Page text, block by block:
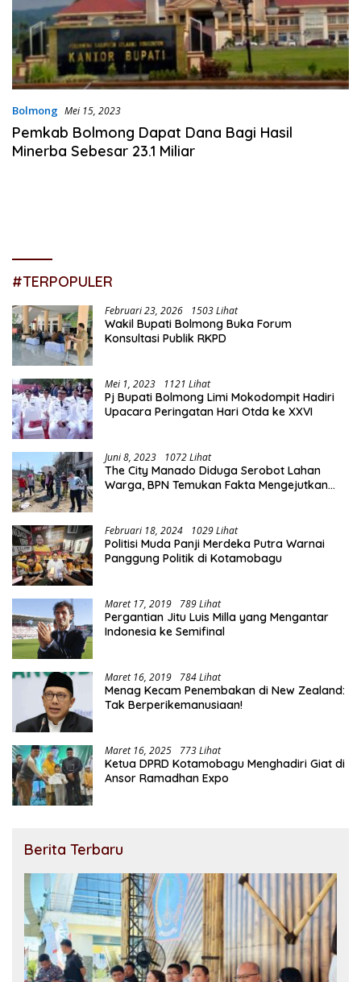
Bolmong Mei 15, 2023
Pemkab Bolmong Dapat Dana Bagi Hasil
Minerba Sebesar 23.1 Miliar
#TERPOPULER
Februari 23, 2026 1503 Lihat
Wakil Bupati Bolmong Buka Forum
Konsultasi Publik RKPD
Mei 1, 2023 1121 Lihat
Pj Bupati Bolmong Limi Mokodompit Hadiri
Upacara Peringatan Hari Otda ke XXVI
Juni 8, 2023 1072 Lihat
The City Manado Diduga Serobot Lahan
Warga, BPN Temukan Fakta Mengejutkan
Februari 18, 2024 1029 Lihat
Politisi Muda Panji Merdeka Putra Warnai
Panggung Politik di Kotamobagu
Maret 17, 2019 789 Lihat
Pergantian Jitu Luis Milla yang Mengantar
Indonesia ke Semifinal
Maret 16, 2019 784 Lihat
Menag Kecam Penembakan di New Zealand:
Tak Berperikemanusiaan!
Maret 16, 2025 773 Lihat
Ketua DPRD Kotamobagu Menghadiri Giat di
Ansor Ramadhan Expo
Berita Terbaru